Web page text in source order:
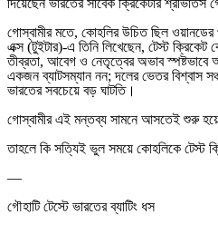
দিয়েছেন ভারতের সাবেক ক্রিকেটার শ্রীভাতস
গোস্বামীর মতে, কোহলির উচিত ছিল ওয়ানডের
এক্স (টুইটার)-এ তিনি লিখেছেন, টেস্ট
তীব্রতা, আবেগ ও নেতৃত্বের অভাব
একজন ব্যাটসম্যান নন; দলের ভেতর বিশ্বাস
ভারতের সবচেয়ে বড় ঘাটতি।
গোস্বামীর এই মন্তব্য সামনে আসতেই শুরু
তাহলে কি সত্যিই ভুল সময়ে কোহলিকে টেস্ট
—
গৌহাটি টেস্টে ভারতের ব্যাটিং ধস